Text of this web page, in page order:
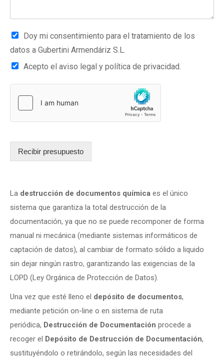
Doy mi consentimiento para el tratamiento de los
datos a Gubertini Armendáriz S.L.
Acepto el aviso legal y política de privacidad.
Recibir presupuesto
La destrucción de documentos química es el único
sistema que garantiza la total destrucción de la
documentación, ya que no se puede recomponer de forma
manual ni mecánica (mediante sistemas informáticos de
captación de datos), al cambiar de formato sólido a liquido
sin dejar ningún rastro, garantizando las exigencias de la
LOPD (Ley Orgánica de Protección de Datos).
Una vez que esté lleno el depósito de documentos,
mediante petición on-line o en sistema de ruta
periódica, Destrucción de Documentación procede a
recoger el Depósito de Destrucción de Documentación,
sustituyéndolo o retirándolo, según las necesidades del